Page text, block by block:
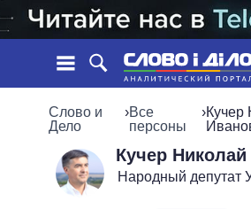
НОВОСТИ
ЛЕНТА
СОБЫТИЯ
ОБЕЩАНИЯ
ПОЛИТИКИ
Слово и
Дело
›Все
персоны
›Кучер
Кучер
Народный депутат